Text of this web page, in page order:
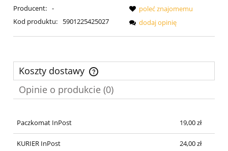
Producent: -
Kod produktu:
5901225425027
poleć znajomemu
dodaj opinię
Koszty dostawy
Cena nie zawiera ewentualnych kosztów płatności
Opinie o produkcie (0)
Paczkomat InPost 19,00 zł
KURIER InPost 24,00 zł